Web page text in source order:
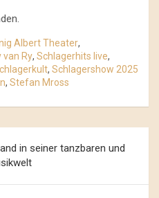
Albert Theater,
van Ry, Schlagerhits live,
, Schlagershow 2025
, Stefan Mross
in seiner tanzbaren und